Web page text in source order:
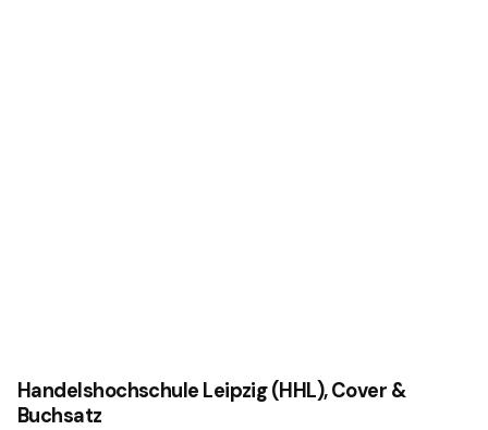
Handelshochschule Leipzig (HHL), Cover &
Buchsatz